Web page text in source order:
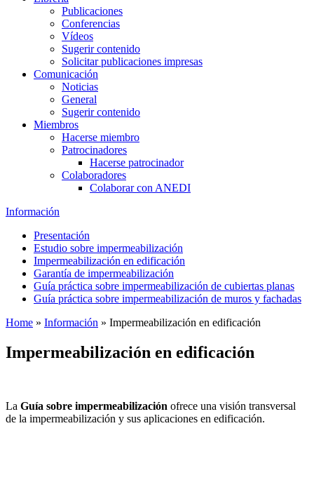
Publicaciones
Conferencias
Vídeos
Sugerir contenido
Solicitar publicaciones impresas
Comunicación
Noticias
General
Sugerir contenido
Miembros
Hacerse miembro
Patrocinadores
Hacerse patrocinador
Colaboradores
Colaborar con ANEDI
Información
Presentación
Estudio sobre impermeabilización
Impermeabilización en edificación
Garantía de impermeabilización
Guía práctica sobre impermeabilización de cubiertas planas
Guía práctica sobre impermeabilización de muros y fachadas
Home » Información » Impermeabilización en edificación
Impermeabilización en edificación
La Guía sobre impermeabilización ofrece una visión transversal
de la impermeabilización y sus aplicaciones en edificación.